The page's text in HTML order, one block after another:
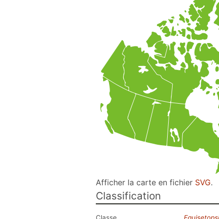
Afficher la carte en fichier SVG.
Classification